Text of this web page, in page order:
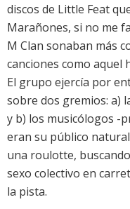
discos de Little Feat
Marañones, si no me
M Clan sonaban más
canciones como aquel
El grupo ejercía por
sobre dos gremios: a)
y b) los musicólogos -
eran su público
una roulotte,
sexo colectivo en
la pista.